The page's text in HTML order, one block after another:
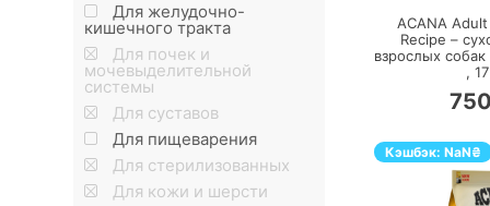
Для желудочно-
кишечного тракта
Для почек и
мочевыделительной
сиcтемы
Для суставов
Для пищеварения
Для стерилизованных
Для кожи и шерсти
ACANA
Recipe –
взрослых
, 17
Кэшбэк: NaN₴